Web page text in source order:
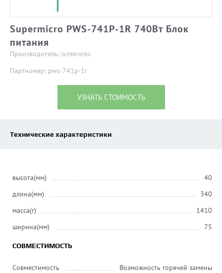
Supermicro PWS-741P-1R 740Вт Блок
питания
Производитель: SUPERMICRO
Партномер: pws-741p-1r
УЗНАТЬ СТОИМОСТЬ
Технические характеристики
высота(мм)
40
длина(мм)
340
масса(г)
1410
ширина(мм)
75
СОВМЕСТИМОСТЬ
Совместимость
Возможность горячей замены